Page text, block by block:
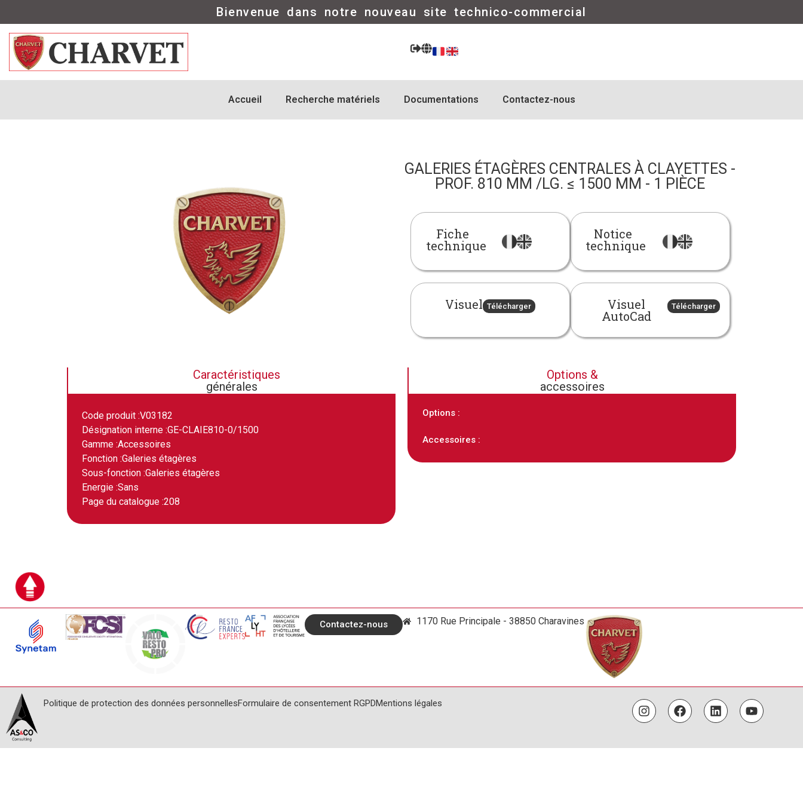
Bienvenue dans notre nouveau site technico-commercial
Accueil Recherche matériels Documentations Contactez-nous
GALERIES ÉTAGÈRES CENTRALES À CLAYETTES -
PROF. 810 MM /LG. ≤ 1500 MM - 1 PIÈCE
Fiche
technique
Notice
technique
Visuel Télécharger Visuel
AutoCad
Télécharger
Caractéristiques
générales
Code produit :V03182
Désignation interne :GE-CLAIE810-0/1500
Gamme :Accessoires
Fonction :Galeries étagères
Sous-fonction :Galeries étagères
Energie :Sans
Page du catalogue :208
Options &
accessoires
Options :
Accessoires :
Contactez-nous 1170 Rue Principale - 38850 Charavines
Politique de protection des données personnellesFormulaire de consentement RGPDMentions légales